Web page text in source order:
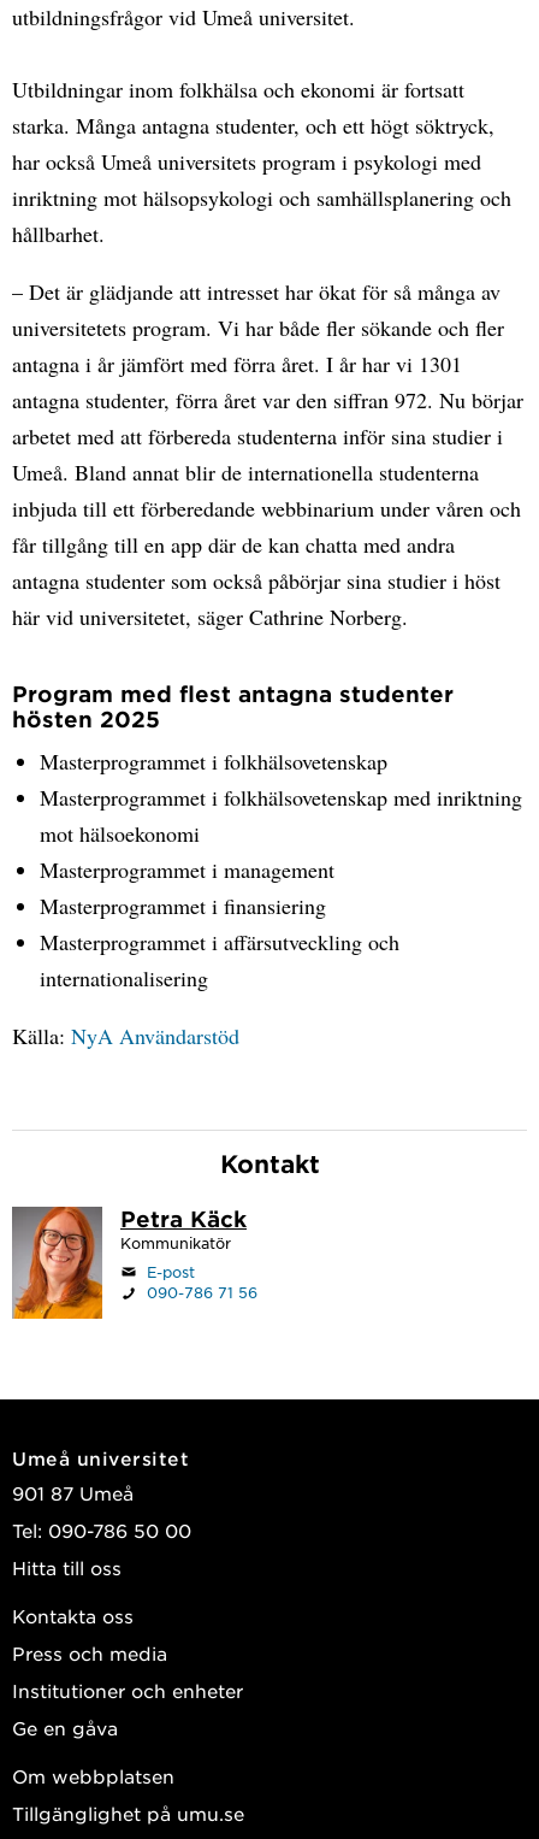
utbildningsfrågor vid Umeå universitet.
Utbildningar inom folkhälsa och ekonomi är fortsatt
starka. Många antagna studenter, och ett högt söktryck,
har också Umeå universitets program i psykologi med
inriktning mot hälsopsykologi och samhällsplanering och
hållbarhet.
– Det är glädjande att intresset har ökat för så många av
universitetets program. Vi har både fler sökande och fler
antagna i år jämfört med förra året. I år har vi 1301
antagna studenter, förra året var den siffran 972. Nu börjar
arbetet med att förbereda studenterna inför sina studier i
Umeå. Bland annat blir de internationella studenterna
inbjuda till ett förberedande webbinarium under våren och
får tillgång till en app där de kan chatta med andra
antagna studenter som också påbörjar sina studier i höst
här vid universitetet, säger Cathrine Norberg.
Program med flest antagna studenter
hösten 2025
Masterprogrammet i folkhälsovetenskap
Masterprogrammet i folkhälsovetenskap med inriktning
mot hälsoekonomi
Masterprogrammet i management
Masterprogrammet i finansiering
Masterprogrammet i affärsutveckling och
internationalisering
Källa: NyA Användarstöd
Kontakt
Petra Käck
Kommunikatör
E-post
090-786 71 56
Umeå universitet
901 87 Umeå
Tel: 090-786 50 00
Hitta till oss
Kontakta oss
Press och media
Institutioner och enheter
Ge en gåva
Om webbplatsen
Tillgänglighet på umu.se